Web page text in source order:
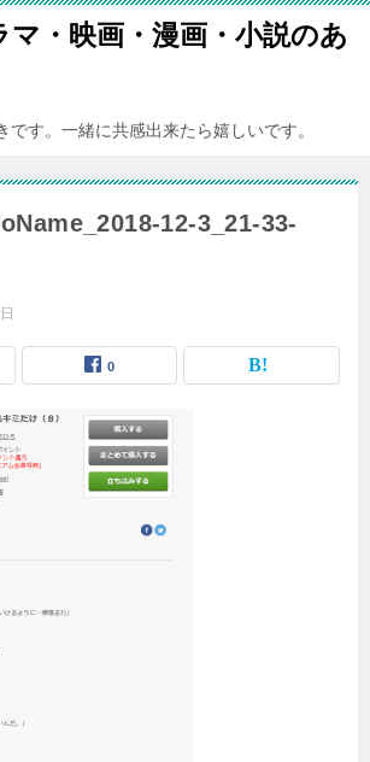
マ・映画・漫画・小説のあ
です。一緒に共感出来たら嬉しいです。
12-3_21-33-
0